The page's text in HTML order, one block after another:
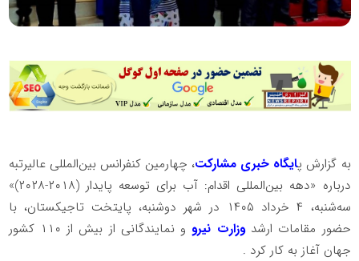
به گزارش پایگاه خبری مشارکت، چهارمین کنفرانس بین‌المللی عالیرتبه
درباره «دهه بین‌المللی اقدام: آب برای توسعه پایدار (۲۰۱۸-۲۰۲۸)»
سه‌شنبه، ۴ خرداد ۱۴۰۵ در شهر دوشنبه، پایتخت تاجیکستان، با
حضور مقامات ارشد وزارت نیرو
و نمایندگانی از بیش از ۱۱۰ کشور
جهان آغاز به کار کرد .